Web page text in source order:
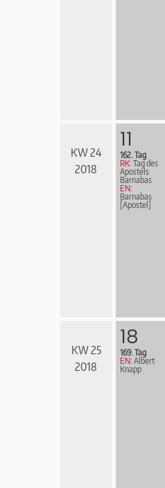
KW 24
2018
11
162. Tag
RK: Tag des
Apostels
Barnabas
EN:
Barnabas
[Apostel]
KW 25
2018
18
169. Tag
EN: Albert
Knapp